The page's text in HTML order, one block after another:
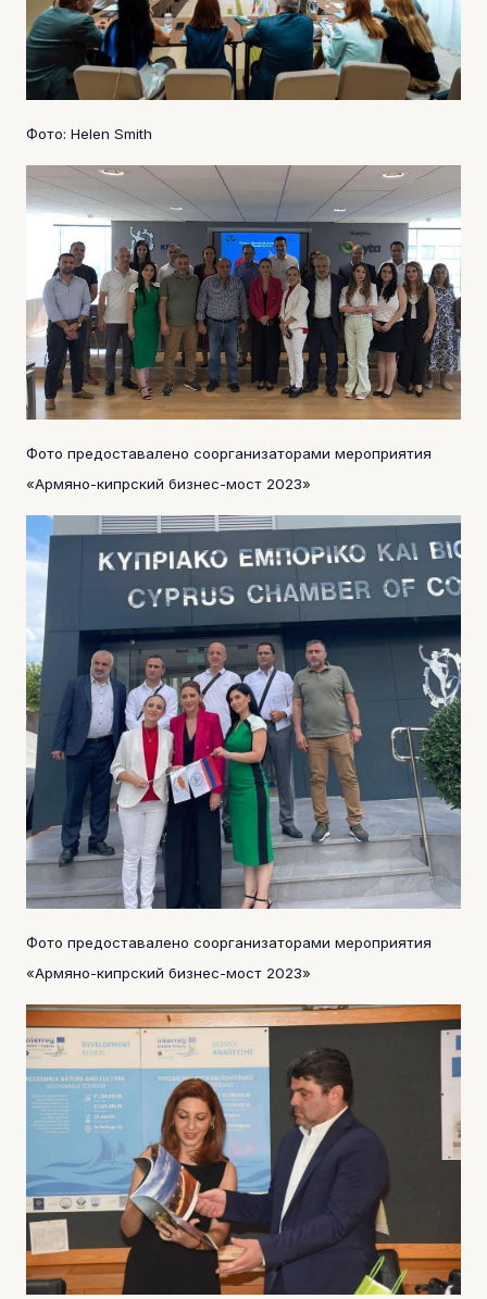
Фото: Helen Smith
Фото предоставалено соорганизаторами мероприятия
«Армяно-кипрский бизнес-мост 2023»
Фото предоставалено соорганизаторами мероприятия
«Армяно-кипрский бизнес-мост 2023»